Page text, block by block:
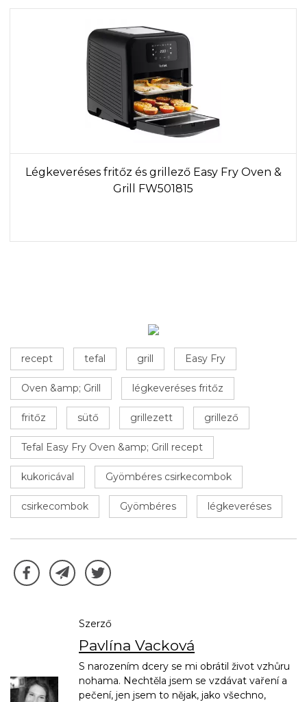
Légkeveréses fritőz és grillező Easy Fry Oven &
Grill FW501815
recept tefal grill Easy Fry
Oven &amp; Grill légkeveréses fritőz
fritőz sütő grillezett grillező
Tefal Easy Fry Oven &amp; Grill recept
kukoricával Gyömbéres csirkecombok
csirkecombok Gyömbéres légkeveréses
Szerző
Pavlína Vacková
S narozením dcery se mi obrátil život vzhůru
nohama. Nechtěla jsem se vzdávat vaření a
pečení, jen jsem to nějak, jako všechno,